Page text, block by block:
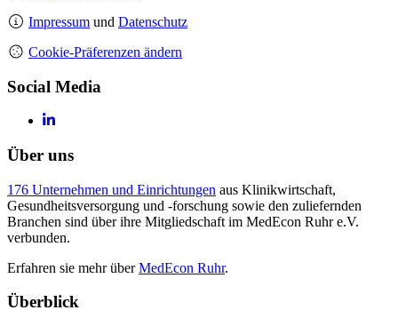
Impressum und Datenschutz
Cookie-Präferenzen ändern
Social Media
Über uns
176 Unternehmen und Einrichtungen aus Klinikwirtschaft,
Gesundheitsversorgung und -forschung sowie den zuliefernden
Branchen sind über ihre Mitgliedschaft im MedEcon Ruhr e.V.
verbunden.
Erfahren sie mehr überMedEcon Ruhr.
Überblick